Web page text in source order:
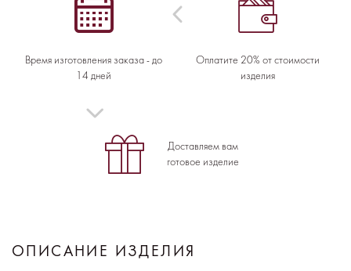
Оплатите 20% от стоимости
изделия
Время изготовления заказа - до
14 дней
Доставляем вам
готовое изделие
ОПИСАНИЕ ИЗДЕЛИЯ